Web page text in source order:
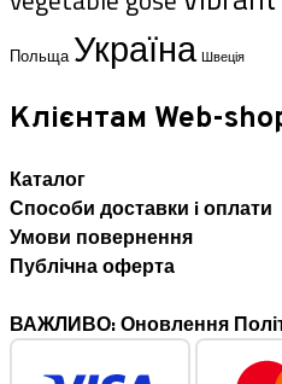
Польща Україна Швеція
Клієнтам Web-
Каталог
Способи доставки i оплати
Умови повернення
Публічна оферта
ВАЖЛИВО: Оновлення